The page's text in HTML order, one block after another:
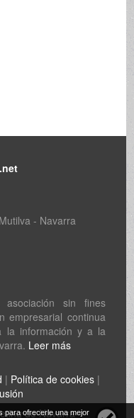
- Navarra
sin fines
empresarial continua
la información y a la
Leer más
| Política de cookies |
de Navarra
para ofrecerle una mejor